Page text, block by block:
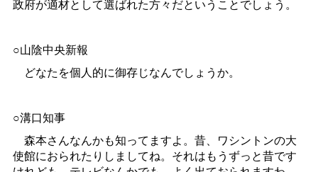
政府が適材として選ばれた方々だということでしょう。
○山陰中央新報
どなたを個人的に御存じなんでしょうか。
○溝口知事
森本さんなんかも知ってますよ。昔、ワシントンの大
使館におられたりしましてね。それはもうずっと昔です